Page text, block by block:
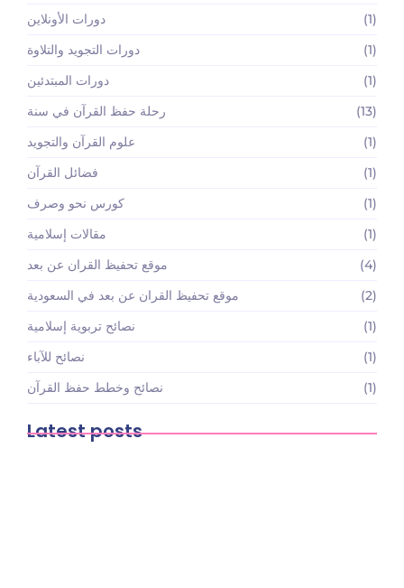
دورات الأونلاين
(1)
دورات التجويد والتلاوة
(1)
دورات المبتدئين
(1)
رحلة حفظ القرآن في سنة
(13)
علوم القرآن والتجويد
(1)
فضائل القرآن
(1)
كورس نحو وصرف
(1)
مقالات إسلامية
(1)
موقع تحفيظ القران عن بعد
(4)
موقع تحفيظ القران عن بعد في السعودية
(2)
نصائح تربوية إسلامية
(1)
نصائح للآباء
(1)
نصائح وخطط حفظ القرآن
(1)
Latest posts